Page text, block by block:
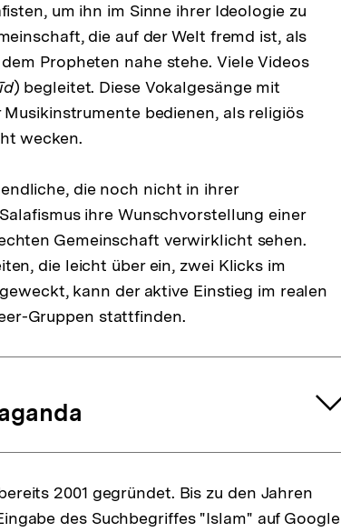
um ihn im Sinne ihrer Ideologie zu
die auf der Welt fremd ist, als
Propheten nahe stehe. Viele Videos
) begleitet. Diese Vokalgesänge mit
bedienen, als religiös
wecken.
die noch nicht in ihrer
ihre Wunschvorstellung einer
Gemeinschaft verwirklicht sehen.
die leicht über ein, zwei Klicks im
kann der aktive Einstieg im realen
Gruppen stattfinden.
2001 gegründet. Bis zu den Jahren
des Suchbegriffes "Islam" auf Google